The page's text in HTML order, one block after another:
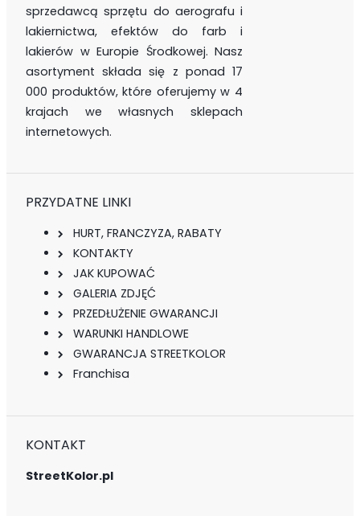
sprzedawcą sprzętu do aerografu i
lakiernictwa, efektów do farb i
lakierów w Europie Środkowej. Nasz
asortyment składa się z ponad 17
000 produktów, które oferujemy w 4
krajach we własnych sklepach
internetowych.
PRZYDATNE LINKI
HURT, FRANCZYZA, RABATY
KONTAKTY
JAK KUPOWAĆ
GALERIA ZDJĘĆ
PRZEDŁUŻENIE GWARANCJI
WARUNKI HANDLOWE
GWARANCJA STREETKOLOR
Franchisa
KONTAKT
StreetKolor.pl